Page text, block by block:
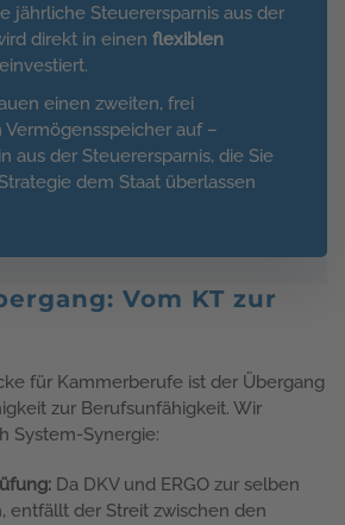
jährliche Steuerersparnis aus der
direkt in einen flexiblen
einen zweiten, frei
auf –
aus der Steuerersparnis, die Sie
dem Staat überlassen
Vom KT zur
für Kammerberufe ist der Übergang
zur Berufsunfähigkeit. Wir
System-Synergie:
Da DKV und ERGO zur selben
entfällt der Streit zwischen den